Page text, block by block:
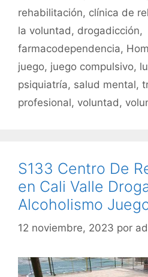
o
k
p
rehabilitación, clínica de
la voluntad, drogadicción,
farmacodependencia,
juego, juego compulsivo,
psiquiatría, salud mental,
profesional, voluntad,
S133 Centro De
en Cali Valle
Alcoholismo
12 noviembre, 2023 por